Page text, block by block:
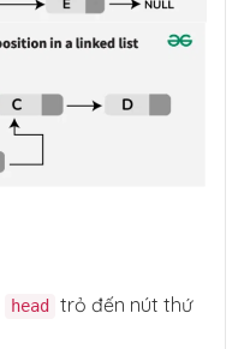
head
trỏ đến nút thứ